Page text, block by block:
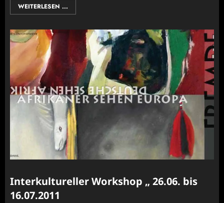
WEITERLESEN ...
Interkultureller Workshop „ 26.06. bis
16.07.2011